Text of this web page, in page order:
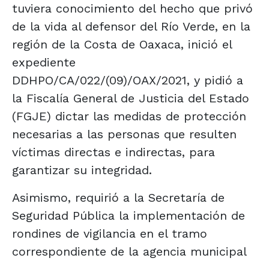
tuviera conocimiento del hecho que privó
de la vida al defensor del Río Verde, en la
región de la Costa de Oaxaca, inició el
expediente
DDHPO/CA/022/(09)/OAX/2021, y pidió a
la Fiscalía General de Justicia del Estado
(FGJE) dictar las medidas de protección
necesarias a las personas que resulten
víctimas directas e indirectas, para
garantizar su integridad.
Asimismo, requirió a la Secretaría de
Seguridad Pública la implementación de
rondines de vigilancia en el tramo
correspondiente de la agencia municipal